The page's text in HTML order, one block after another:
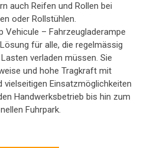
auch Reifen und Rollen bei
oder Rollstühlen.
Vehicule – Fahrzeugladerampe
für alle, die regelmässig
verladen müssen. Sie
und hohe Tragkraft mit
vielseitigen Einsatzmöglichkeiten
Handwerksbetrieb bis hin zum
Fuhrpark.